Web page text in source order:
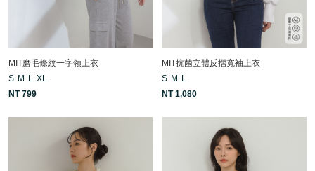
MIT磨毛條紋一字領上衣
S M L XL
NT 799
MIT抗菌立體反摺寬袖上衣
S M
L
NT 1,080